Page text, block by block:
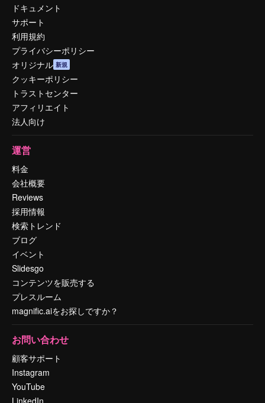
ドキュメント
サポート
利用規約
プライバシーポリシー
オリジナル 新規
クッキーポリシー
トラストセンター
アフィリエイト
法人向け
運営
料金
会社概要
Reviews
採用情報
検索トレンド
ブログ
イベント
Slidesgo
コンテンツを販売する
プレスルーム
magnific.aiをお探しですか？
お問い合わせ
顧客サポート
Instagram
YouTube
LinkedIn